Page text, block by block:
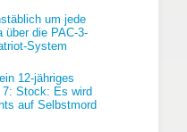
um jede
über die PAC-3-
System
12-jähriges
7: Stock: Es wird
auf Selbstmord